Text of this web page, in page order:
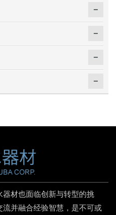
材也面临创新与转型的挑
并融合经验智慧，是不可或